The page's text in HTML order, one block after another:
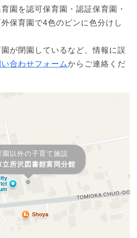
園を認可保育園・認証保育園・
保育園で4色のピンに色分けし
が閉園しているなど、情報に誤
合わせフォームからご連絡くだ
園以外の子育て施設
立所沢図書館富岡分館